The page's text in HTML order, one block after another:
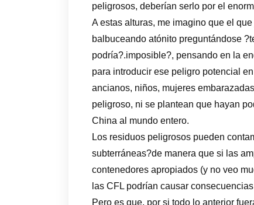
peligrosos, deberían serlo por el
A estas alturas, me imagino que el
balbuceando atónito preguntándose
podría?.imposible?, pensando en la
para introducir ese peligro potencial
ancianos, niños, mujeres
peligroso, ni se plantean que hayan
China al mundo entero.
Los residuos peligrosos pueden
subterráneas?de manera que si las
contenedores apropiados (y no veo
las CFL podrían causar
Pero es que, por si todo lo anterior